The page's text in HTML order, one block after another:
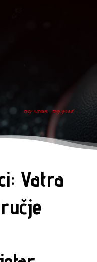
tvoj ritam - tvoj grad
Vatra